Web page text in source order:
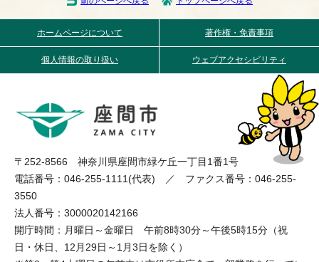
ホームページについて 著作権・免責事項
個人情報の取り扱い ウェブアクセシビリティ
〒252-8566 神奈川県座間市緑ケ丘一丁目1番1号
電話番号：046-255-1111(代表) ／ ファクス番号：046-255-
3550
法人番号：3000020142166
開庁時間：月曜日～金曜日 午前8時30分～午後5時15分（祝
日・休日、12月29日～1月3日を除く）